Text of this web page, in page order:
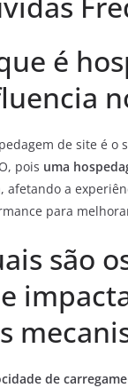
é
de site é o
pois uma
, afetando a
para
são
de